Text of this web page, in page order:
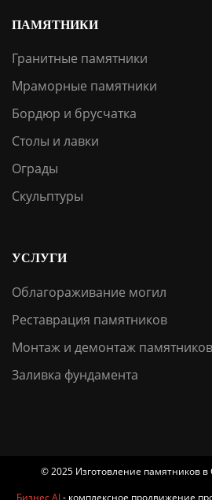
ПАМЯТНИКИ
Гранитные памятники
Мраморные памятники
Бордюр и брусчатка
Столы и лавки
Ограды
Скульптуры
УСЛУГИ
Облагораживание могил
Реставрация памятников
Монтаж и демонтаж памятников
Заливка фундамента
© 2025 Изготовление памятников в